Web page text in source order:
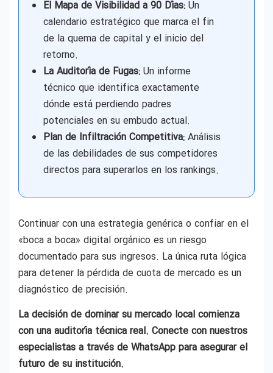
El Mapa de Visibilidad a 90 Días: Un
calendario estratégico que marca el fin
de la quema de capital y el inicio del
retorno.
La Auditoría de Fugas: Un informe
técnico que identifica exactamente
dónde está perdiendo padres
potenciales en su embudo actual.
Plan de Infiltración Competitiva: Análisis
de las debilidades de sus competidores
directos para superarlos en los rankings.
Continuar con una estrategia genérica o confiar en el
«boca a boca» digital orgánico es un riesgo
documentado para sus ingresos. La única ruta lógica
para detener la pérdida de cuota de mercado es un
diagnóstico de precisión.
La decisión de dominar su mercado local comienza
con una auditoría técnica real. Conecte con nuestros
especialistas a través de WhatsApp para asegurar el
futuro de su institución.